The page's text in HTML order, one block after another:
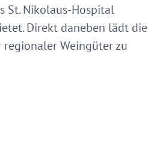
St. Nikolaus-Hospital
Direkt daneben lädt die
Weingüter zu